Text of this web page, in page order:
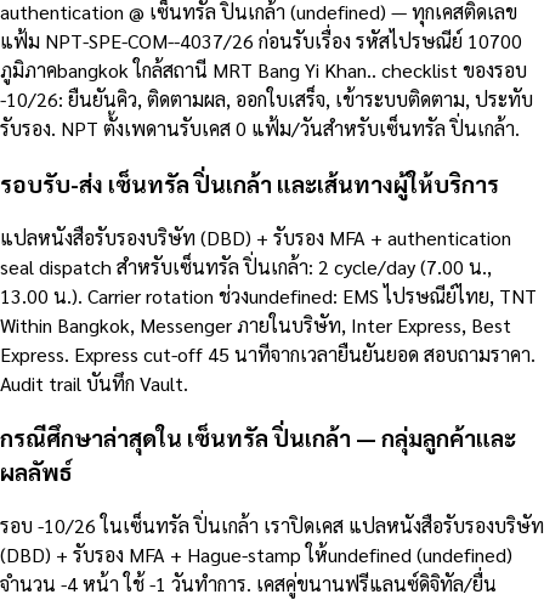
authentication @ เซ็นทรัล ปิ่นเกล้า (undefined) — ทุกเคสติดเลข
แฟ้ม NPT-SPE-COM--4037/26 ก่อนรับเรื่อง รหัสไปรษณีย์ 10700
ภูมิภาคbangkok ใกล้สถานี MRT Bang Yi Khan.. checklist ของรอบ
-10/26: ยืนยันคิว, ติดตามผล, ออกใบเสร็จ, เข้าระบบติดตาม, ประทับ
รับรอง. NPT ตั้งเพดานรับเคส 0 แฟ้ม/วันสำหรับเซ็นทรัล ปิ่นเกล้า.
รอบรับ-ส่ง เซ็นทรัล ปิ่นเกล้า และเส้นทางผู้ให้บริการ
แปลหนังสือรับรองบริษัท (DBD) + รับรอง MFA + authentication
seal dispatch สำหรับเซ็นทรัล ปิ่นเกล้า: 2 cycle/day (7.00 น.,
13.00 น.). Carrier rotation ช่วงundefined: EMS ไปรษณีย์ไทย, TNT
Within Bangkok, Messenger ภายในบริษัท, Inter Express, Best
Express. Express cut-off 45 นาทีจากเวลายืนยันยอด สอบถามราคา.
Audit trail บันทึก Vault.
กรณีศึกษาล่าสุดใน เซ็นทรัล ปิ่นเกล้า — กลุ่มลูกค้าและ
ผลลัพธ์
รอบ -10/26 ในเซ็นทรัล ปิ่นเกล้า เราปิดเคส แปลหนังสือรับรองบริษัท
(DBD) + รับรอง MFA + Hague-stamp ให้undefined (undefined)
จำนวน -4 หน้า ใช้ -1 วันทำการ. เคสคู่ขนานฟรีแลนซ์ดิจิทัล/ยื่น